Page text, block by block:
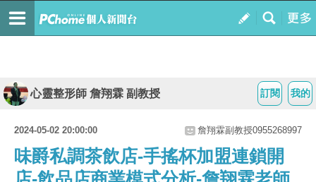
我的
訂閱
心靈整形師 詹翔霖 副教授
2024-05-02 20:00:00 詹翔霖副教授0955268997
味爵私調茶飲店-手搖杯加盟連鎖開